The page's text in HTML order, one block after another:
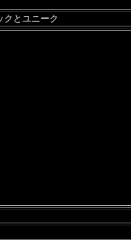
クとユニーク